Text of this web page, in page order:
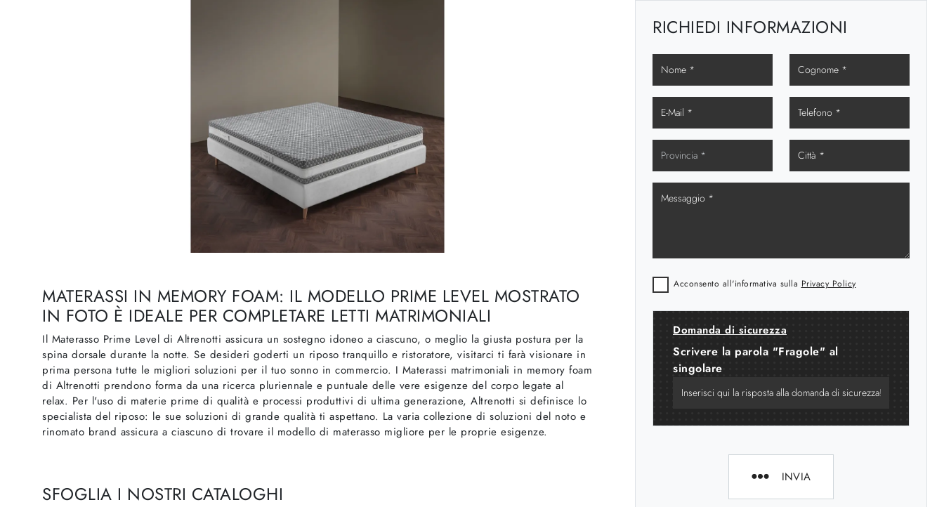
MATERASSI IN MEMORY FOAM: IL MODELLO PRIME LEVEL MOSTRATO
IN FOTO È IDEALE PER COMPLETARE LETTI MATRIMONIALI
Il Materasso Prime Level di Altrenotti assicura un sostegno idoneo a ciascuno, o meglio la giusta postura per la
spina dorsale durante la notte. Se desideri goderti un riposo tranquillo e ristoratore, visitarci ti farà visionare in
prima persona tutte le migliori soluzioni per il tuo sonno in commercio. I Materassi matrimoniali in memory foam
di Altrenotti prendono forma da una ricerca pluriennale e puntuale delle vere esigenze del corpo legate al
relax. Per l'uso di materie prime di qualità e processi produttivi di ultima generazione, Altrenotti si definisce lo
specialista del riposo: le sue soluzioni di grande qualità ti aspettano. La varia collezione di soluzioni del noto e
rinomato brand assicura a ciascuno di trovare il modello di materasso migliore per le proprie esigenze.
SFOGLIA I NOSTRI CATALOGHI
RICHIEDI INFORMAZIONI
Acconsento all'informativa sulla Privacy Policy
Domanda di sicurezza
Scrivere la parola "Fragole" al
singolare
INVIA